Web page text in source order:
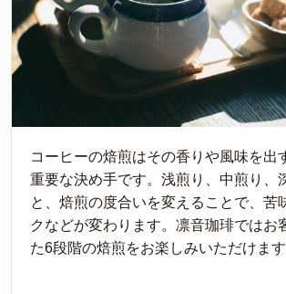
コーヒーの焙煎はその香りや風味を出
重要な決め手です。浅煎り、中煎り、
と、焙煎の度合いを変えることで、苦
クなどが変わります。凛音珈琲ではお
た6段階の焙煎をお楽しみいただけま